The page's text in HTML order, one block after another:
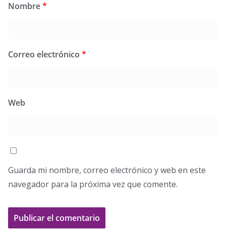
Nombre*
Correo electrónico *
Web
Guarda mi nombre, correo electrónico y web en este
navegador para la próxima vez que comente.